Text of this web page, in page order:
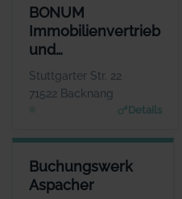
BONUM
Immobilienvertrieb
und
Projektentwicklung
GmbH
Stuttgarter Str. 22
71522 Backnang
Details
BONUM
Buchungswerk
Aspacher
BUCHUNGSWERK ASPACHER
ANSPRECHPARTNER
Frau Isabel Aspacher